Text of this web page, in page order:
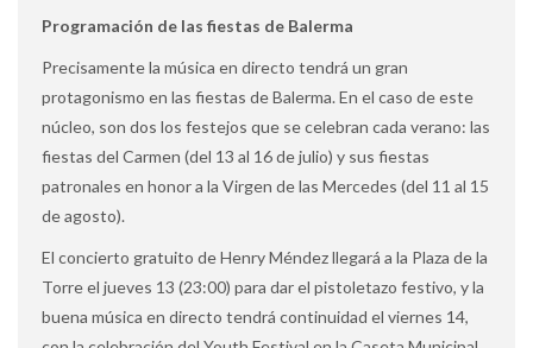
Programación de las fiestas de Balerma
Precisamente la música en directo tendrá un gran
protagonismo en las fiestas de Balerma. En el caso de este
núcleo, son dos los festejos que se celebran cada verano: las
fiestas del Carmen (del 13 al 16 de julio) y sus fiestas
patronales en honor a la Virgen de las Mercedes (del 11 al 15
de agosto).
El concierto gratuito de Henry Méndez llegará a la Plaza de la
Torre el jueves 13 (23:00) para dar el pistoletazo festivo, y la
buena música en directo tendrá continuidad el viernes 14,